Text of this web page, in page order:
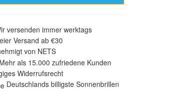
versenden immer werktags
Versand ab €30
von NETS
Mehr als 15.000 zufriedene Kunden
Widerrufsrecht
Deutschlands billigste Sonnenbrillen